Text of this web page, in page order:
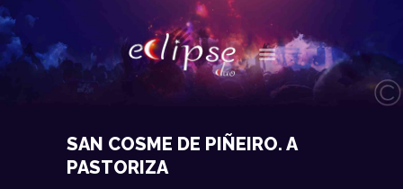
DATOS TÉCNICOS
ACTUACIONES
SAN COSME DE PIÑEIRO. A
PASTORIZA